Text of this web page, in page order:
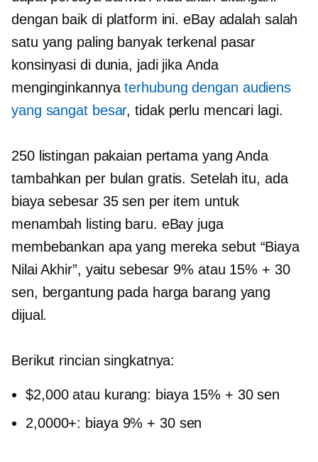
dengan baik di platform ini. eBay adalah salah
satu yang paling banyak terkenal pasar
konsinyasi di dunia, jadi jika Anda
menginginkannyaterhubung dengan audiens
yang sangat besar, tidak perlu mencari lagi.
250 listingan pakaian pertama yang Anda
tambahkan per bulan gratis. Setelah itu, ada
biaya sebesar 35 sen per item untuk
menambah listing baru. eBay juga
membebankan apa yang mereka sebut “Biaya
Nilai Akhir”, yaitu sebesar 9% atau 15% + 30
sen, bergantung pada harga barang yang
dijual.
Berikut rincian singkatnya:
$2,000 atau kurang: biaya 15% + 30 sen
2,0000+: biaya 9% + 30 sen